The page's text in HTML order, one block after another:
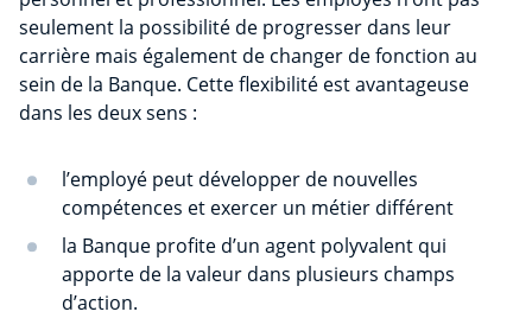
seulement la possibilité de progresser dans leur
carrière mais également de changer de fonction au
sein de la Banque. Cette flexibilité est avantageuse
dans les deux sens :
l’employé peut développer de nouvelles
compétences et exercer un métier différent
la Banque profite d’un agent polyvalent qui
apporte de la valeur dans plusieurs champs
d’action.